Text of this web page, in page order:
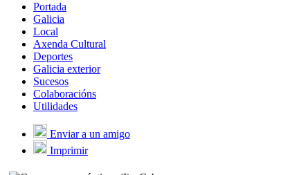
Portada
Galicia
Local
Axenda Cultural
Deportes
Galicia exterior
Sucesos
Colaboracións
Utilidades
Enviar a un amigo
Imprimir